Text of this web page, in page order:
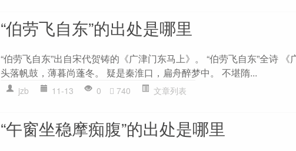
“伯劳飞自东”的出处是哪里
“伯劳飞自东”出自宋代贺铸的《广津门东马上》。 “伯劳飞自东”全诗
头落帆鼓，薄暮尚蓬冬。 疑是秦淮口，扁舟醉梦中。 不堪隋...
jzb 11-13 0 740 文章列表
“午窗坐稳摩痴腹”的出处是哪里